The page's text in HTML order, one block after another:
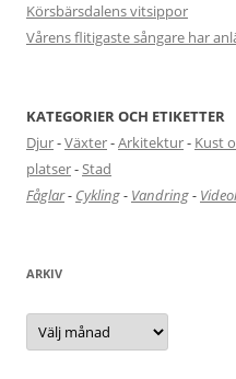
Körsbärsdalens vitsippor
Vårens flitigaste sångare har
KATEGORIER OCH ETIKETTER
Djur-Växter-Arkitektur- Kust
platser-Stad
Fåglar- Cykling- Vandring-
ARKIV
Arkiv